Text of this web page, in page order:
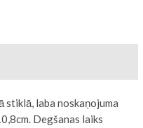
stiklā, laba noskaņojuma
Degšanas laiks